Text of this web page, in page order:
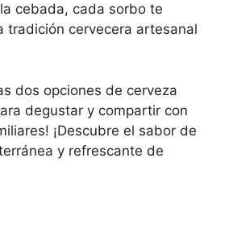
cebada, cada sorbo te
tradición cervecera artesanal
dos opciones de cerveza
degustar y compartir con
¡Descubre el sabor de
y refrescante de